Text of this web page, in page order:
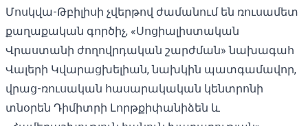
Մոսկվա-Թբիլիսի չվերթով ժամանում են ռուսամետ
քաղաքական գործիչ, «Սոցիալիստական ​​
Վրաստանի ժողովրդական շարժման» նախագահ
Վալերի Կվարացխելիան, նախկին պատգամավոր,
վրաց-ռուսական հասարակական կենտրոնի
տնօրեն Դիմիտրի Լորթքիփանիձեն և